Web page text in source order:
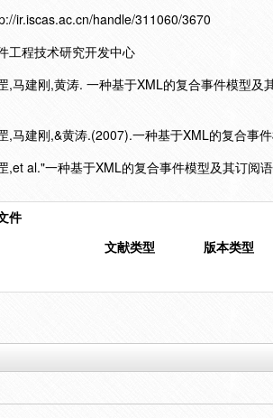
ir.iscas.ac.cn/handle/311060/3670
工程技术研究开发中心
,马建刚,黄涛. 一种基于XML的复合事件模型
,马建刚,&黄涛.(2007).一种基于XML的复合事
,et al."一种基于XML的复合事件模型及其订阅
件
文献类型
版本类型